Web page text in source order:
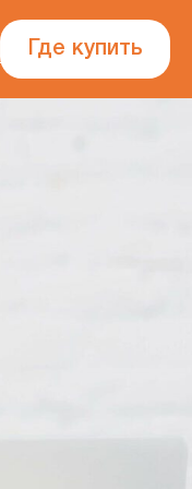
Где купить